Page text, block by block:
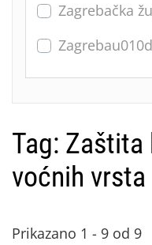
Zagrebačka
Tag:
voćnih vrsta
Prikazano 1 - 9 od 9